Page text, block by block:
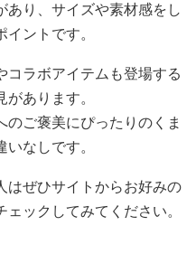
あり、サイズや素材感をし
ントです。
コラボアイテムも登場する
あります。
のご褒美にぴったりのくま
なしです。
はぜひサイトからお好みの
ェックしてみてください。